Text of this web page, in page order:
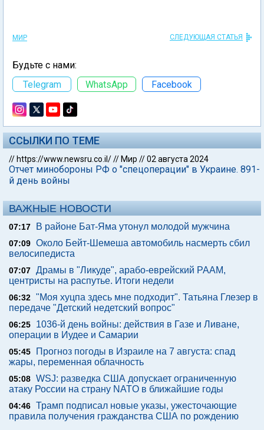
МИР СЛЕДУЮЩАЯ СТАТЬЯ
Будьте с нами:
Telegram
WhatsApp Facebook
ССЫЛКИ ПО ТЕМЕ
// https://www.newsru.co.il/// Мир //02 августа 2024
Отчет минобороны РФ о "спецоперации" в Украине. 891-
й день войны
ВАЖНЫЕ НОВОСТИ
07:17 В районе Бат-Яма утонул молодой мужчина
07:09 Около Бейт-Шемеша автомобиль насмерть сбил
велосипедиста
07:07 Драмы в "Ликуде", арабо-еврейский РААМ,
центристы на распутье. Итоги недели
06:32 "Моя хуцпа здесь мне подходит". Татьяна Глезер в
передаче "Детский недетский вопрос"
06:25
1036-й день войны: действия в Газе и Ливане,
операции в Иудее и Самарии
05:45
Прогноз погоды в Израиле на 7 августа: спад
жары, переменная облачность
05:08 WSJ: разведка США допускает ограниченную
атаку России на страну NATO в ближайшие годы
04:46 Трамп подписал новые указы, ужесточающие
правила получения гражданства США по рождению